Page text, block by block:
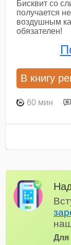
Бисквит со
получается
воздушным
обязателен!
В книгу
60 мин
Для